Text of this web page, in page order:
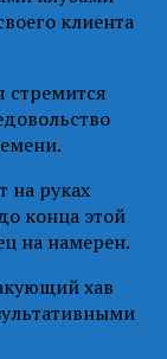
клиента
на руках
конца этой
на намерен.
хав